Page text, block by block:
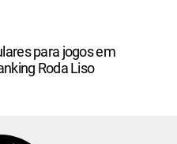
para jogos em
Roda Liso